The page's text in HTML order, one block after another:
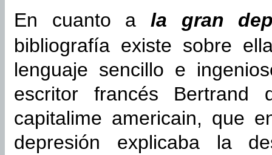
En cuanto a la gran
bibliografía existe sobre
lenguaje sencillo e
escritor francés
capitalime americain, que
depresión explicaba la